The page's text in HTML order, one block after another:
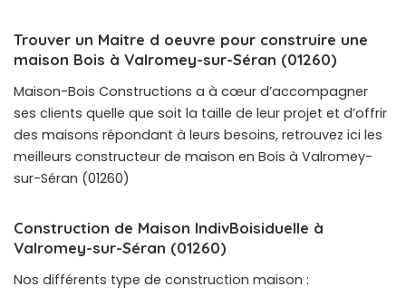
Trouver un Maitre d oeuvre pour construire une
maison Bois à Valromey-sur-Séran (01260)
Maison-Bois Constructions a à cœur d’accompagner
ses clients quelle que soit la taille de leur projet et d’offrir
des maisons répondant à leurs besoins, retrouvez ici les
meilleurs constructeur de maison en Bois à Valromey-
sur-Séran (01260)
Construction de Maison IndivBoisiduelle à
Valromey-sur-Séran (01260)
Nos différents type de construction maison :